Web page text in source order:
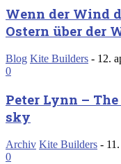
Wenn der Wind
Ostern über der
Blog Kite Builders - 12.
0
Peter Lynn –
sky
Archiv Kite Builders -
0